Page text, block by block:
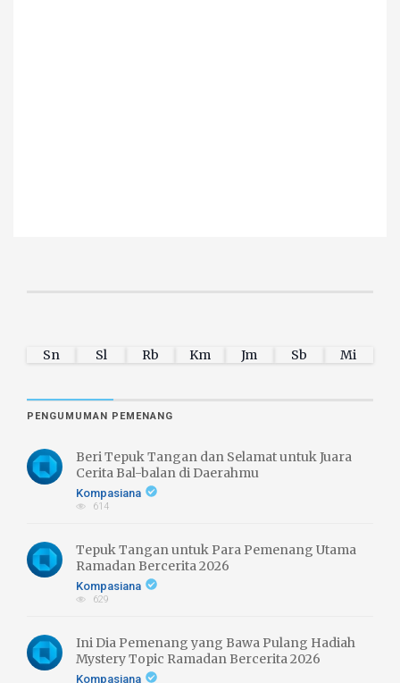
Sn Sl Rb Km Jm Sb Mi
PENGUMUMAN PEMENANG
Beri Tepuk Tangan dan Selamat untuk Juara
Cerita Bal-balan di Daerahmu
Kompasiana
614
Tepuk Tangan untuk Para Pemenang Utama
Ramadan Bercerita 2026
Kompasiana
629
Ini Dia Pemenang yang Bawa Pulang Hadiah
Mystery Topic Ramadan Bercerita 2026
Kompasiana